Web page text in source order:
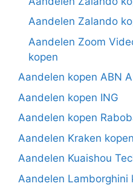
Aandelen Zalando
Aandelen Zoom
kopen
Aandelen kopen ABN
Aandelen kopen ING
Aandelen kopen
Aandelen Kraken kopen
Aandelen Kuaishou
Aandelen Lamborghini